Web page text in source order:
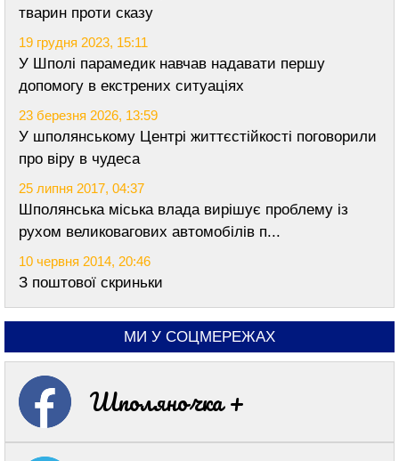
тварин проти сказу
19 грудня 2023, 15:11
У Шполі парамедик навчав надавати першу
допомогу в екстрених ситуаціях
23 березня 2026, 13:59
У шполянському Центрі життєстійкості поговорили
про віру в чудеса
25 липня 2017, 04:37
Шполянська міська влада вирішує проблему із
рухом великовагових автомобілів п...
10 червня 2014, 20:46
З поштової скриньки
МИ У СОЦМЕРЕЖАХ
Шполяночка +